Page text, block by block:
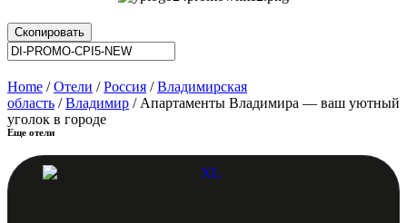
Скопировать
Home /Отели /Россия /Владимирская
область /Владимир / Апартаменты Владимира — ваш уютный
уголок в городе
Еще отели